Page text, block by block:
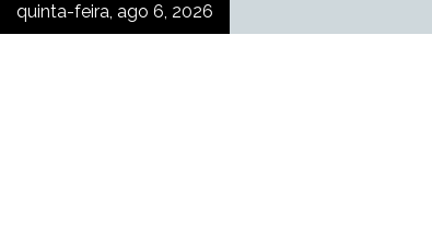
quinta-feira, ago 6, 2026